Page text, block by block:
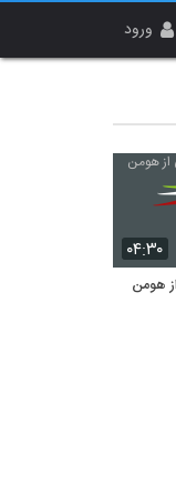
ورود
۰۴:۳۰
هومن